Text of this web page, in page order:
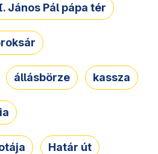
János Pál pápa tér
állásbörze kassza
Határ út